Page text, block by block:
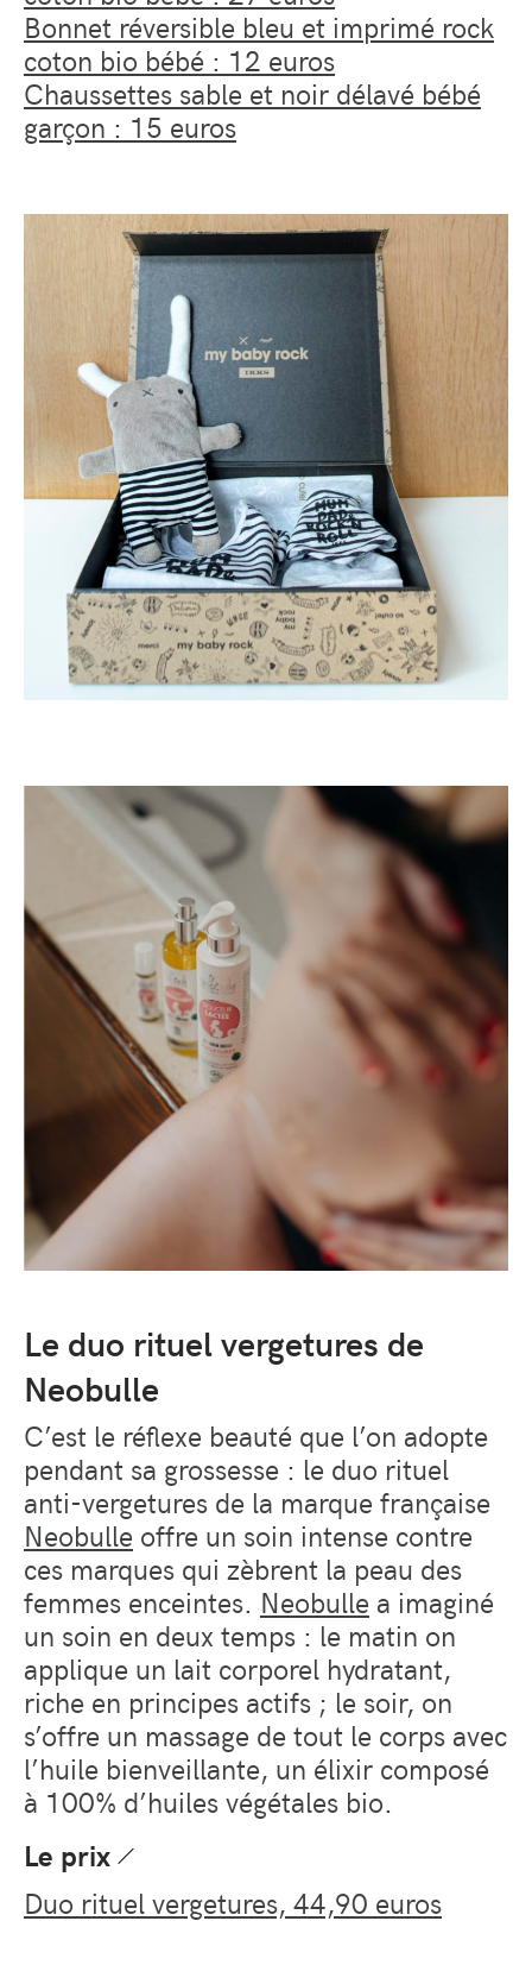
Bonnet réversible bleu et imprimé rock
coton bio bébé : 12 euros
Chaussettes sable et noir délavé bébé
garçon : 15 euros
Le duo rituel vergetures de
Neobulle
C’est le réflexe beauté que l’on adopte
pendant sa grossesse : le duo rituel
anti-vergetures de la marque française
Neobulle offre un soin intense contre
ces marques qui zèbrent la peau des
femmes enceintes. Neobulle a imaginé
un soin en deux temps : le matin on
applique un lait corporel hydratant,
riche en principes actifs ; le soir, on
s’offre un massage de tout le corps avec
l’huile bienveillante, un élixir composé
à 100% d’huiles végétales bio.
Le prix
Duo rituel vergetures, 44,90 euros